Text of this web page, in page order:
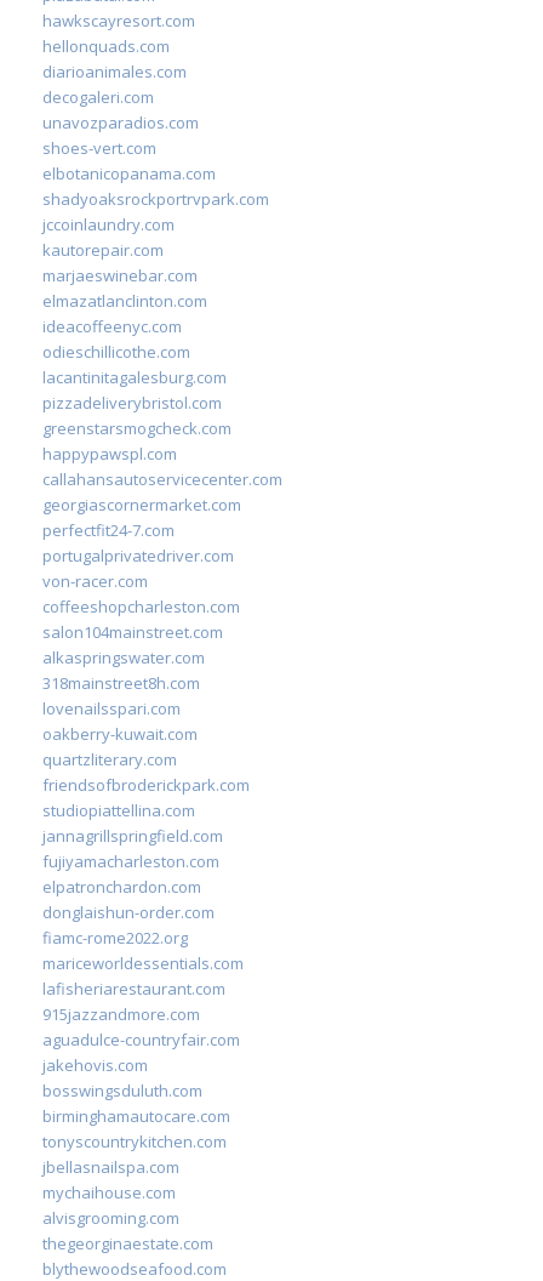
hawkscayresort.com
hellonquads.com
diarioanimales.com
decogaleri.com
unavozparadios.com
shoes-vert.com
elbotanicopanama.com
shadyoaksrockportrvpark.com
jccoinlaundry.com
kautorepair.com
marjaeswinebar.com
elmazatlanclinton.com
ideacoffeenyc.com
odieschillicothe.com
lacantinitagalesburg.com
pizzadeliverybristol.com
greenstarsmogcheck.com
happypawspl.com
callahansautoservicecenter.com
georgiascornermarket.com
perfectfit24-7.com
portugalprivatedriver.com
von-racer.com
coffeeshopcharleston.com
salon104mainstreet.com
alkaspringswater.com
318mainstreet8h.com
lovenailsspari.com
oakberry-kuwait.com
quartzliterary.com
friendsofbroderickpark.com
studiopiattellina.com
jannagrillspringfield.com
fujiyamacharleston.com
elpatronchardon.com
donglaishun-order.com
fiamc-rome2022.org
mariceworldessentials.com
lafisheriarestaurant.com
915jazzandmore.com
aguadulce-countryfair.com
jakehovis.com
bosswingsduluth.com
birminghamautocare.com
tonyscountrykitchen.com
jbellasnailspa.com
mychaihouse.com
alvisgrooming.com
thegeorginaestate.com
blythewoodseafood.com